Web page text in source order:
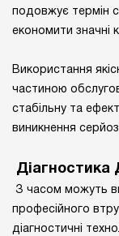
подовжує термін
економити значні
Використання
частиною
стабільну та
виникнення
Діагностика
З часом можуть
професійного
діагностичні